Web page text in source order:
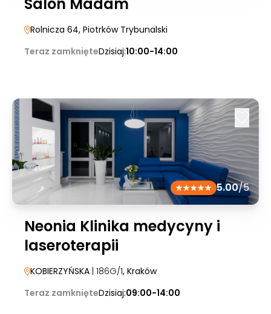
Rolnicza 64, Piotrków Trybunalski
Teraz zamknięteDzisiaj:10:00-14:00
5.00/5
Neonia Klinika medycyny i
laseroterapii
KOBIERZYŃSKA | 186G/1, Kraków
Teraz zamknięteDzisiaj:09:00-14:00